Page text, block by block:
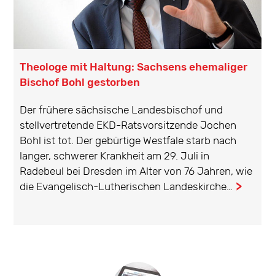
Theologe mit Haltung: Sachsens ehemaliger
Bischof Bohl gestorben
Der frühere sächsische Landesbischof und
stellvertretende EKD-Ratsvorsitzende Jochen
Bohl ist tot. Der gebürtige Westfale starb nach
langer, schwerer Krankheit am 29. Juli in
Radebeul bei Dresden im Alter von 76 Jahren, wie
die Evangelisch-Lutherischen Landeskirche… ...